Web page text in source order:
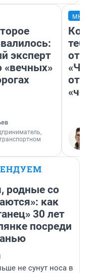
эксперт
«вечных»
тебя
родные со
как
30 лет
посреди
не сунут носа в